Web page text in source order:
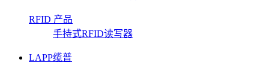
RFID 产品
手持式RFID读写器
LAPP缆普